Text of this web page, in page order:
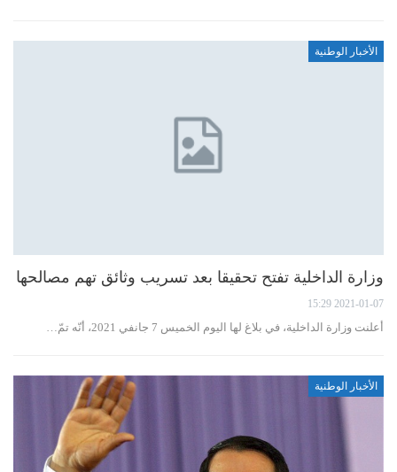
الأخبار الوطنية
وزارة الداخلية تفتح تحقيقا بعد تسريب وثائق تهم مصالحها
2021-01-07 15:29
أعلنت وزارة الداخلية، في بلاغ لها اليوم الخميس 7 جانفي 2021، أنّه تمّ…
الأخبار الوطنية